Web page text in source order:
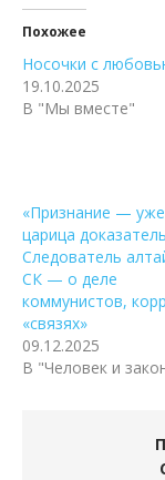
Похожее
Носочки с
19.10.2025
В "Мы вместе"
«Признание —
царица
Следователь
СК — о деле
коммунистов,
«связях»
09.12.2025
В "Человек и